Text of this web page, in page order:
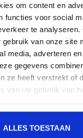
om content en
functies voor social
te analyseren.
gebruik van onze site
media, adverteren
gegevens
ze heeft verstrekt of
van uw gebruik van
ALLES TOESTAAN
Klantenservice
Veelgestelde vragen
Over TegelStore.nl
Contact
Algemene voorwaarden
Privacy Policy
Nieuwe producten